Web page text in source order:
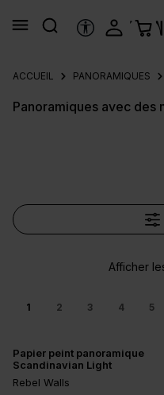
principal
OUTILS
ACCUEIL PANORAMIQUES
Panoramiques avec des
Afficher
1 2 3 4 5
Papier peint panoramique
Scandinavian Light
Rebel Walls